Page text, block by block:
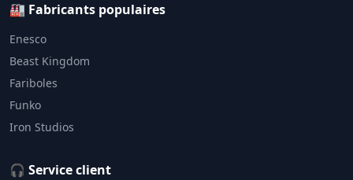
🏭 Fabricants populaires
Enesco
Beast Kingdom
Fariboles
Funko
Iron Studios
🎧 Service client